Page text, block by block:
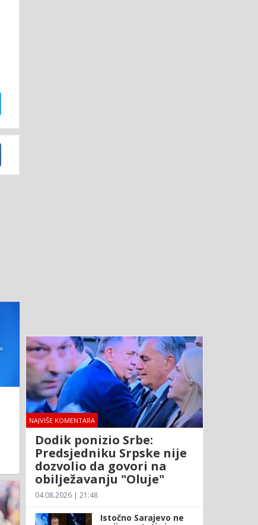
NAJVIŠE KOMENTARA
Dodik ponizio Srbe:
Predsjedniku Srpske nije
dozvolio da govori na
obilježavanju "Oluje"
04.08.2026 | 21:48
Istočno Sarajevo ne